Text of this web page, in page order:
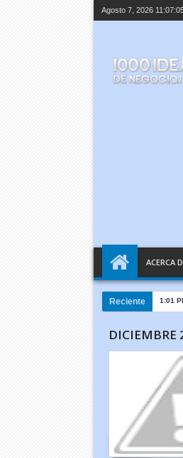
Agosto 7, 2026
ACERCA
Reciente 1:01
DICIEMBRE